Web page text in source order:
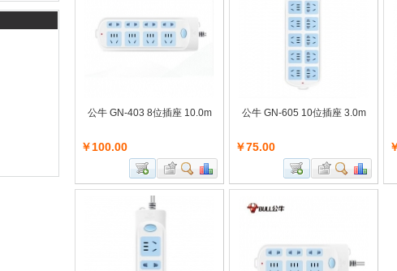
公牛 GN-403 8位插座 10.0m
￥100.00
公牛 GN-605 10位插座 3.0m
￥75.00